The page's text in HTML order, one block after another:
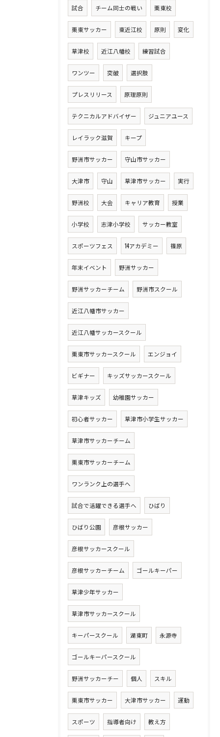
試合 チーム同士の戦い 栗東校
栗東サッカー 東近江校 原則 変化
草津校 近江八幡校 練習試合
ワンツー 突破 選択肢
プレスリリース 原理原則
テクニカルアドバイザー ジュニアユース
レイラック滋賀 キープ
野洲市サッカー 守山市サッカー
大津市 守山 草津市サッカー 実行
野洲校 大会 キャリア教育 授業
小学校 志津小学校 サッカー教室
スポーツフェス 14アカデミー 篠原
年末イベント 野洲サッカー
野洲サッカーチーム 野洲市スクール
近江八幡市サッカー
近江八幡サッカースクール
栗東市サッカースクール エンジョイ
ビギナー キッズサッカースクール
草津キッズ 幼稚園サッカー
初心者サッカー 草津市小学生サッカー
草津市サッカーチーム
栗東市サッカーチーム
ワンランク上の選手へ
試合で活躍できる選手へ ひばり
ひばり公園 彦根サッカー
彦根サッカースクール
彦根サッカーチーム ゴールキーパー
草津少年サッカー
草津市サッカースクール
キーパースクール 湖東町 永源寺
ゴールキーパースクール
野洲サッカーチー 個人 スキル
栗東市サッカー 大津市サッカー 運動
スポーツ 指導者向け 教え方